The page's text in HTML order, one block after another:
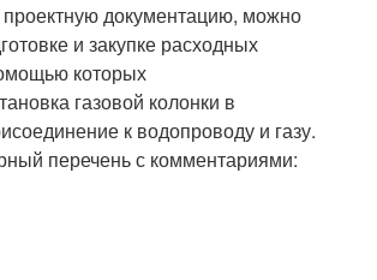
документацию, можно
и закупке расходных
которых
газовой колонки в
к водопроводу и газу.
перечень с комментариями: